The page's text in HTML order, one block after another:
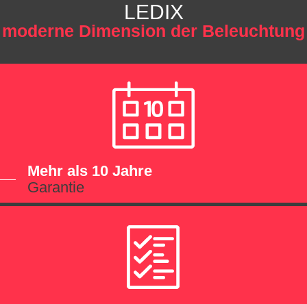
LEDIX
moderne Dimension der Beleuchtung
Mehr als 10 Jahre
Garantie